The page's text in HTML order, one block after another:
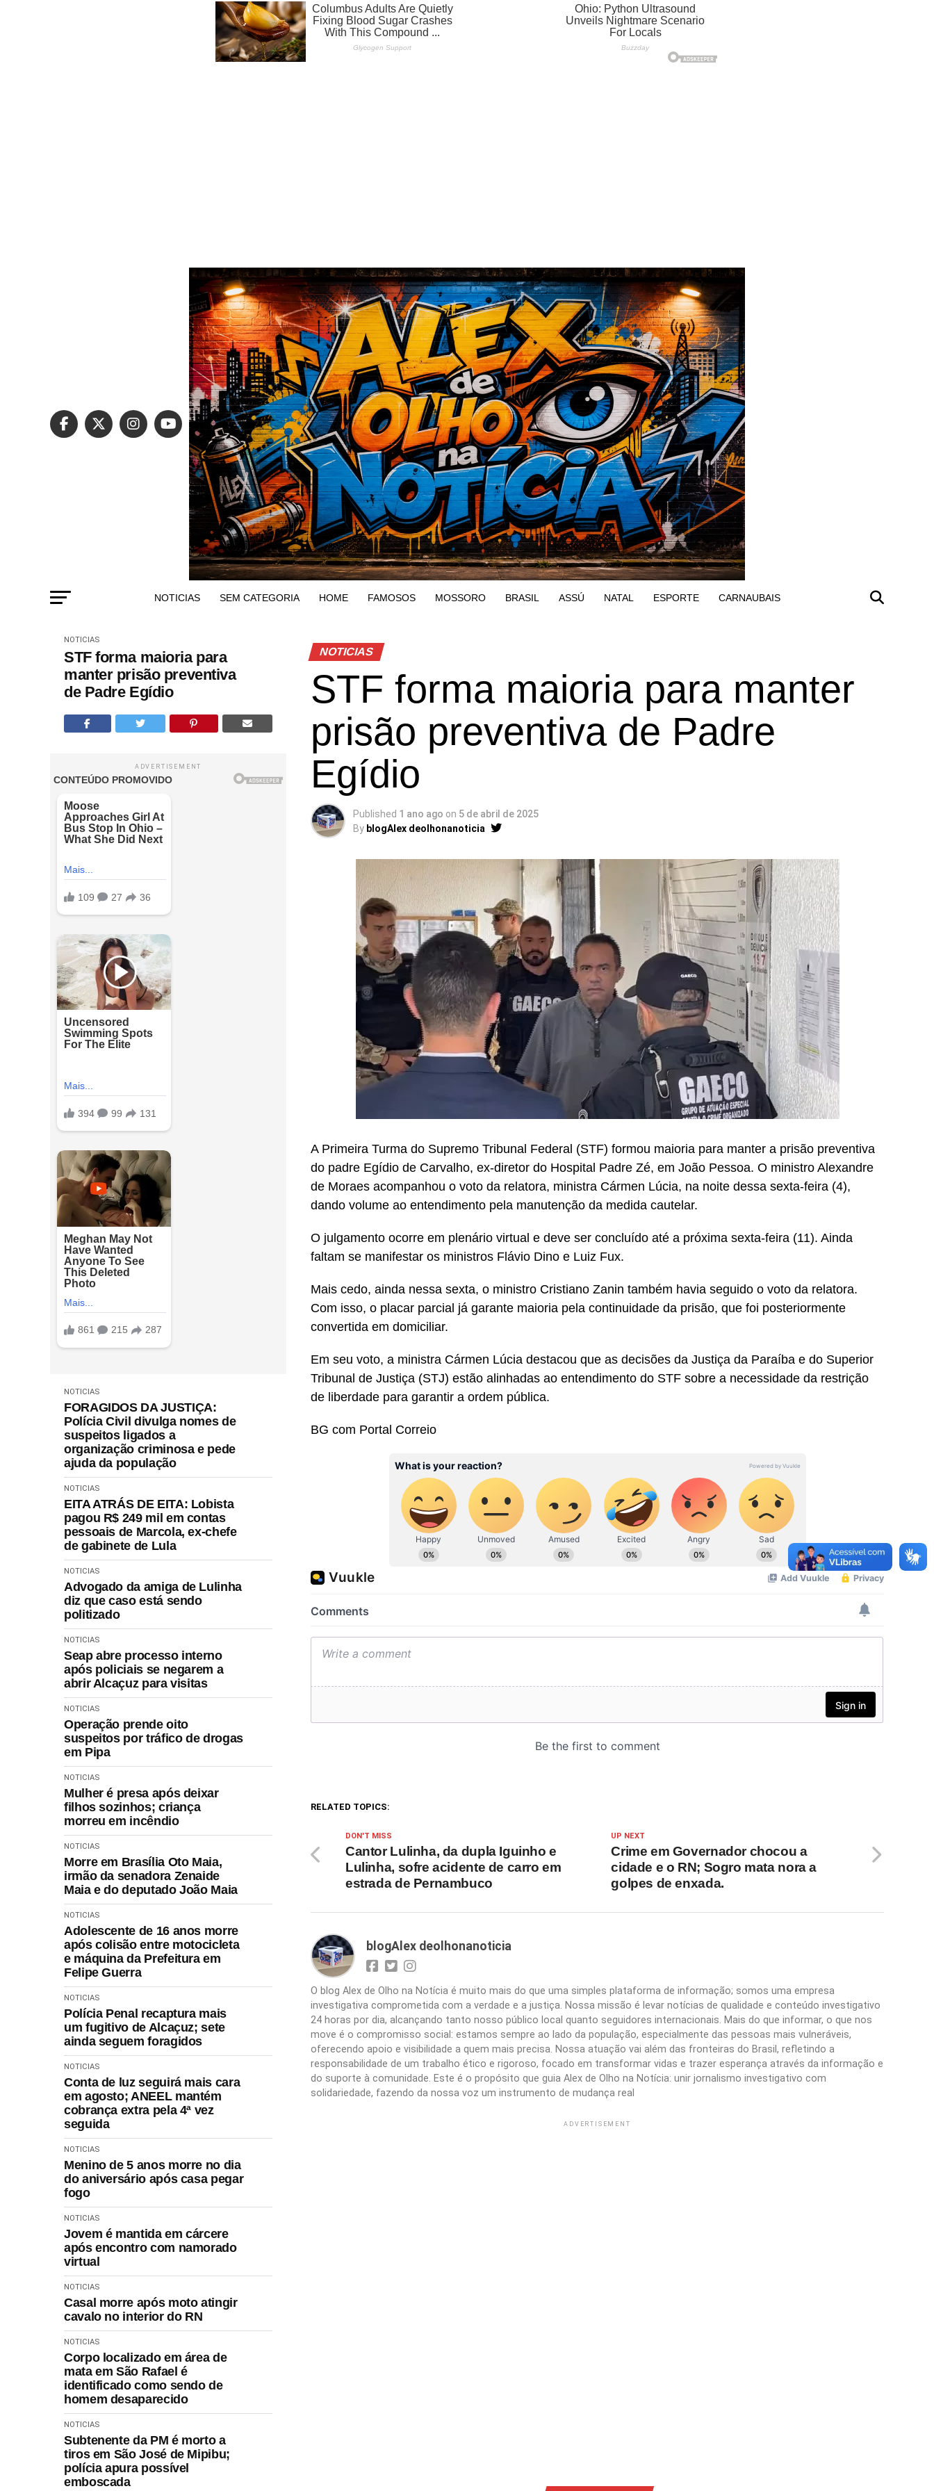
NOTICIAS SEM CATEGORIA HOME FAMOSOS MOSSORO BRASIL ASSÚ NATAL ESPORTE CARNAUBAIS
NOTICIAS
STF forma maioria para
manter prisão preventiva
de Padre Egídio
ADVERTISEMENT
NOTICIAS
FORAGIDOS DA JUSTIÇA:
Polícia Civil divulga nomes de
suspeitos ligados a
organização criminosa e pede
ajuda da população
NOTICIAS
EITA ATRÁS DE EITA: Lobista
pagou R$ 249 mil em contas
pessoais de Marcola, ex-chefe
de gabinete de Lula
NOTICIAS
Advogado da amiga de Lulinha
diz que caso está sendo
politizado
NOTICIAS
Seap abre processo interno
após policiais se negarem a
abrir Alcaçuz para visitas
NOTICIAS
Operação prende oito
suspeitos por tráfico de drogas
em Pipa
NOTICIAS
Mulher é presa após deixar
filhos sozinhos; criança
morreu em incêndio
NOTICIAS
Morre em Brasília Oto Maia,
irmão da senadora Zenaide
Maia e do deputado João Maia
NOTICIAS
Adolescente de 16 anos morre
após colisão entre motocicleta
e máquina da Prefeitura em
Felipe Guerra
NOTICIAS
Polícia Penal recaptura mais
um fugitivo de Alcaçuz; sete
ainda seguem foragidos
NOTICIAS
Conta de luz seguirá mais cara
em agosto; ANEEL mantém
cobrança extra pela 4ª vez
seguida
NOTICIAS
Menino de 5 anos morre no dia
do aniversário após casa pegar
fogo
NOTICIAS
Jovem é mantida em cárcere
após encontro com namorado
virtual
NOTICIAS
Casal morre após moto atingir
cavalo no interior do RN
NOTICIAS
Corpo localizado em área de
mata em São Rafael é
identificado como sendo de
homem desaparecido
NOTICIAS
Subtenente da PM é morto a
tiros em São José de Mipibu;
polícia apura possível
emboscada
NOTICIAS
STF forma maioria para manter
prisão preventiva de Padre
Egídio
Published 1 ano ago on 5 de abril de 2025
By blogAlex deolhonanoticia
A Primeira Turma do Supremo Tribunal Federal (STF) formou maioria para manter a prisão preventiva
do padre Egídio de Carvalho, ex-diretor do Hospital Padre Zé, em João Pessoa. O ministro Alexandre
de Moraes acompanhou o voto da relatora, ministra Cármen Lúcia, na noite dessa sexta-feira (4),
dando volume ao entendimento pela manutenção da medida cautelar.
O julgamento ocorre em plenário virtual e deve ser concluído até a próxima sexta-feira (11). Ainda
faltam se manifestar os ministros Flávio Dino e Luiz Fux.
Mais cedo, ainda nessa sexta, o ministro Cristiano Zanin também havia seguido o voto da relatora.
Com isso, o placar parcial já garante maioria pela continuidade da prisão, que foi posteriormente
convertida em domiciliar.
Em seu voto, a ministra Cármen Lúcia destacou que as decisões da Justiça da Paraíba e do Superior
Tribunal de Justiça (STJ) estão alinhadas ao entendimento do STF sobre a necessidade da restrição
de liberdade para garantir a ordem pública.
BG com Portal Correio
RELATED TOPICS:
UP NEXT
Crime em Governador chocou a
cidade e o RN; Sogro mata nora a
golpes de enxada.
DON'T MISS
Cantor Lulinha, da dupla Iguinho e
Lulinha, sofre acidente de carro em
estrada de Pernambuco
blogAlex deolhonanoticia
O blog Alex de Olho na Notícia é muito mais do que uma simples plataforma de informação; somos uma empresa
investigativa comprometida com a verdade e a justiça. Nossa missão é levar notícias de qualidade e conteúdo investigativo
24 horas por dia, alcançando tanto nosso público local quanto seguidores internacionais. Mais do que informar, o que nos
move é o compromisso social: estamos sempre ao lado da população, especialmente das pessoas mais vulneráveis,
oferecendo apoio e visibilidade a quem mais precisa. Nossa atuação vai além das fronteiras do Brasil, refletindo a
responsabilidade de um trabalho ético e rigoroso, focado em transformar vidas e trazer esperança através da informação e
do suporte à comunidade. Este é o propósito que guia Alex de Olho na Notícia: unir jornalismo investigativo com
solidariedade, fazendo da nossa voz um instrumento de mudança real
ADVERTISEMENT